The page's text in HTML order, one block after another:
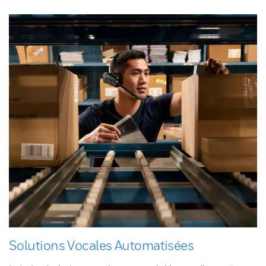
Solutions Vocales Automatisées